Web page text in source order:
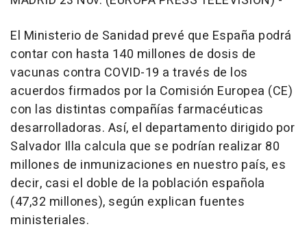
El Ministerio de Sanidad prevé que España podrá
contar con hasta 140 millones de dosis de
vacunas contra COVID-19 a través de los
acuerdos firmados por la Comisión Europea (CE)
con las distintas compañías farmacéuticas
desarrolladoras. Así, el departamento dirigido por
Salvador Illa calcula que se podrían realizar 80
millones de inmunizaciones en nuestro país, es
decir, casi el doble de la población española
(47,32 millones), según explican fuentes
ministeriales.